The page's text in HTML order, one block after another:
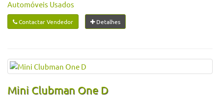
Automóveis Usados
Contactar Vendedor Detalhes
Mini Clubman One D